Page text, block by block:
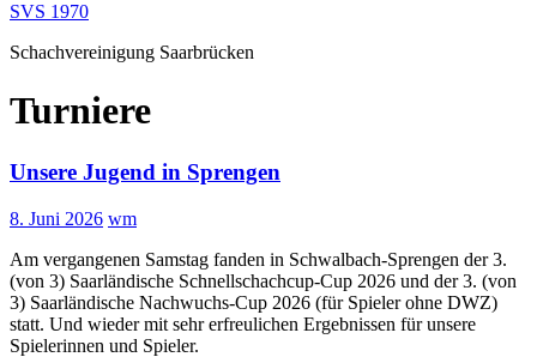
SVS 1970
Schachvereinigung Saarbrücken
Turniere
Unsere Jugend in Sprengen
8. Juni 2026 wm
Am vergangenen Samstag fanden in Schwalbach-Sprengen der 3.
(von 3) Saarländische Schnellschachcup-Cup 2026 und der 3. (von
3) Saarländische Nachwuchs-Cup 2026 (für Spieler ohne DWZ)
statt. Und wieder mit sehr erfreulichen Ergebnissen für unsere
Spielerinnen und Spieler.